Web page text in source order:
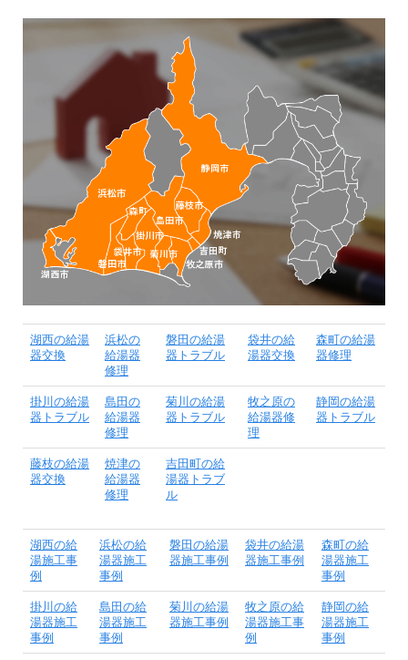
湖西の給湯
器交換
浜松の
給湯器
修理
磐田の給湯
器トラブル
袋井の給
湯器交換
森町の給湯
器修理
掛川の給湯
器トラブル
島田の
給湯器
修理
菊川の給湯
器トラブル
牧之原の
給湯器修
理
静岡の給湯
器トラブル
藤枝の給湯
器交換
焼津の
給湯器
修理
吉田町の給
湯器トラブ
ル
湖西の給
湯施工事
例
浜松の給
湯器施工
事例
磐田の給湯
器施工事例
袋井の給湯
器施工事例
森町の給
湯器施工
事例
掛川の給
湯器施工
事例
島田の給
湯器施工
事例
菊川の給湯
器施工事例
牧之原の給
湯器施工事
例
静岡の給
湯器施工
事例